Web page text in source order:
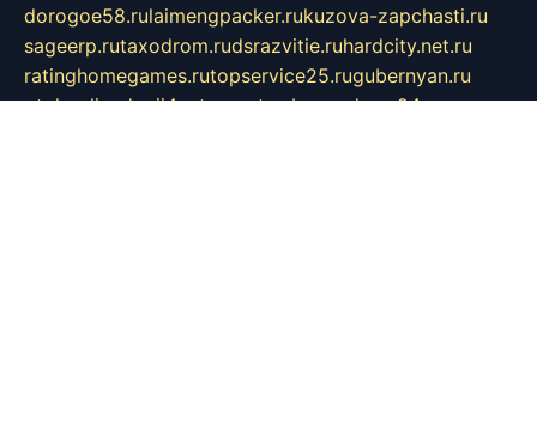
dorogoe58.rulaimengpacker.rukuzova-zapchasti.ru
sageerp.rutaxodrom.rudsrazvitie.ruhardcity.net.ru
ratinghomegames.rutopservice25.rugubernyan.ru
gtglasslined.ruii4.rutssport.spb.ruandorra24.com